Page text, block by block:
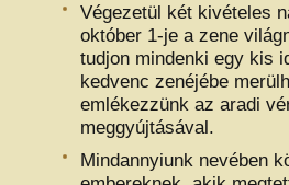
Végezetül két kivételes
október 1-je a zene
tudjon mindenki egy kis
kedvenc zenéjébe
emlékezzünk az aradi
meggyújtásával.
Mindannyiunk nevében